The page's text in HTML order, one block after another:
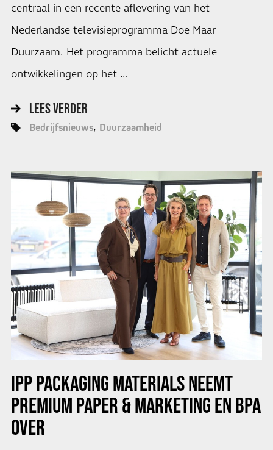
centraal in een recente aflevering van het
Nederlandse televisieprogramma Doe Maar
Duurzaam. Het programma belicht actuele
ontwikkelingen op het …
LEES VERDER
Bedrijfsnieuws Duurzaamheid
IPP PACKAGING MATERIALS NEEMT
PREMIUM PAPER & MARKETING EN BPA
OVER